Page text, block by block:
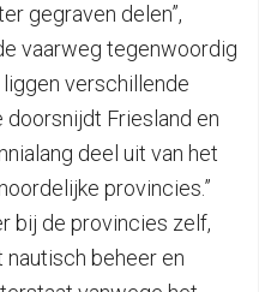
gegraven delen”,
vaarweg tegenwoordig
verschillende
doorsnijdt Friesland en
deel uit van het
provincies.”
bij de provincies zelf,
beheer en